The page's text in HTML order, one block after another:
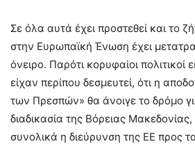
Σε όλα αυτά έχει προστεθεί και το
στην Ευρωπαϊκή Ένωση έχει
όνειρο. Παρότι κορυφαίοι πολιτικοί
είχαν περίπου δεσμευτεί, ότι η
των Πρεσπών» θα άνοιγε το δρόμο
διαδικασία της Βόρειας Μακεδονίας,
συνολικά η διεύρυνση της ΕΕ προς